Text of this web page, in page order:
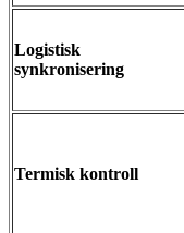
Logistisk
synkronisering
Termisk kontroll